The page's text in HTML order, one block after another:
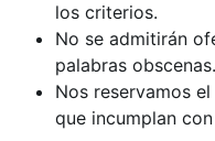
los criterios.
No se admitirán
palabras obscenas.
Nos reservamos
que incumplan